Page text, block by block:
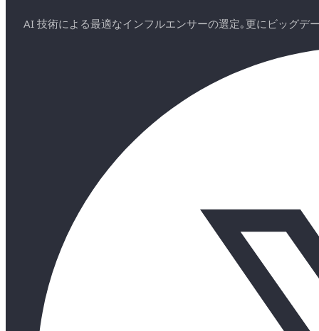
AI 技術による最適なインフルエンサーの選定｡更にビッグデ